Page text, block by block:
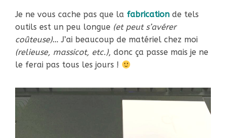
Je ne vous cache pas que la fabrication de tels
outils est un peu longue (et peut s’avérer
coûteuse)… J’ai beaucoup de matériel chez moi
(relieuse, massicot, etc.), donc ça passe mais je ne
le ferai pas tous les jours !